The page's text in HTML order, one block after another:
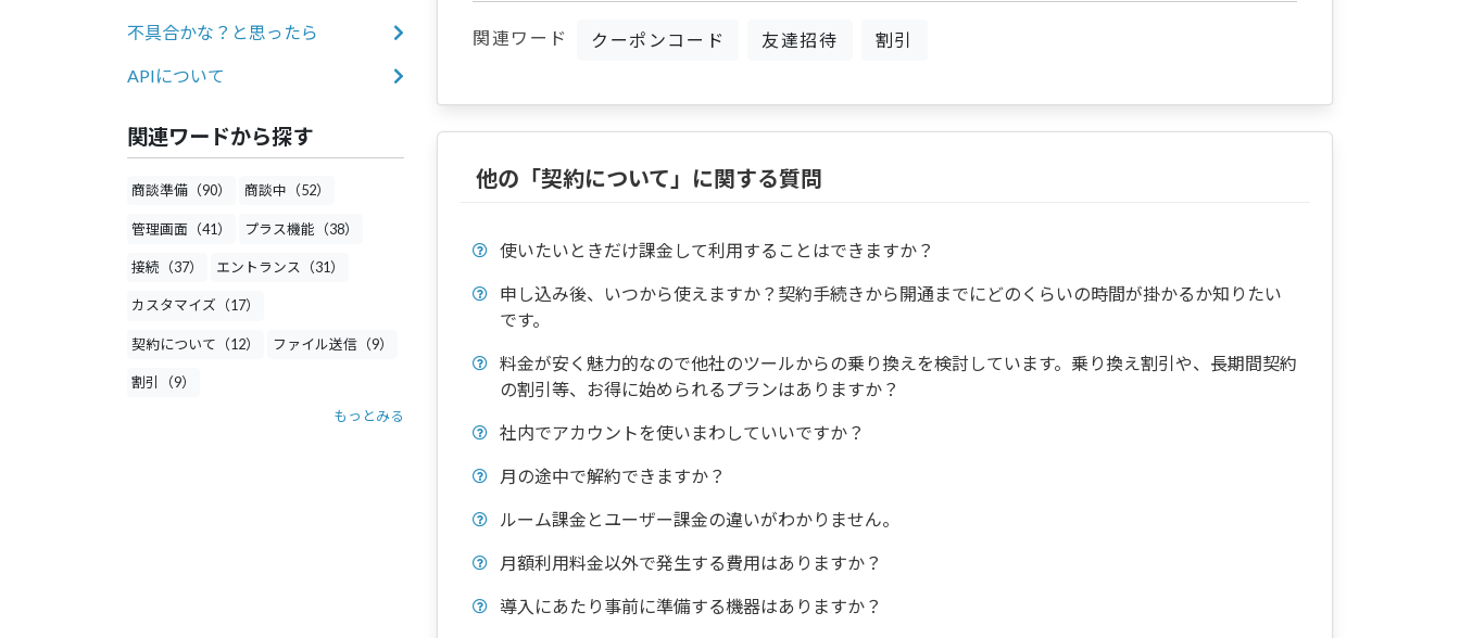
不具合かな？と思ったら
APIについて
関連ワードから探す
商談準備（90） 商談中（52）
管理画面（41） プラス機能（38）
接続（37） エントランス（31）
カスタマイズ（17）
契約について（12） ファイル送信（9）
割引（9）
もっとみる
関連ワード クーポンコード 友達招待 割引
他の「契約について」に関する質問
使いたいときだけ課金して利用することはできますか？
申し込み後、いつから使えますか？契約手続きから開通までにどのくらいの時間が掛かるか知りたい
です。
料金が安く魅力的なので他社のツールからの乗り換えを検討しています。乗り換え割引や、長期間契約
の割引等、お得に始められるプランはありますか？
社内でアカウントを使いまわしていいですか？
月の途中で解約できますか？
ルーム課金とユーザー課金の違いがわかりません。
月額利用料金以外で発生する費用はありますか？
導入にあたり事前に準備する機器はありますか？